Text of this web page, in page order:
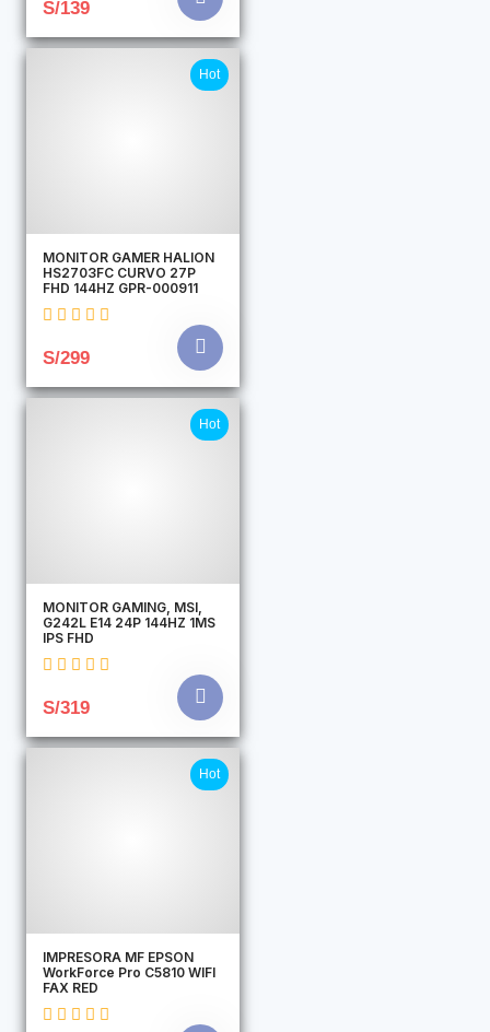
S/139
Hot
MONITOR GAMER HALION
HS2703FC CURVO 27P
FHD 144HZ GPR-000911
S/299
Hot
MONITOR GAMING, MSI,
G242L E14 24P 144HZ 1MS
IPS FHD
S/319
Hot
IMPRESORA MF EPSON
WorkForce Pro C5810 WIFI
FAX RED